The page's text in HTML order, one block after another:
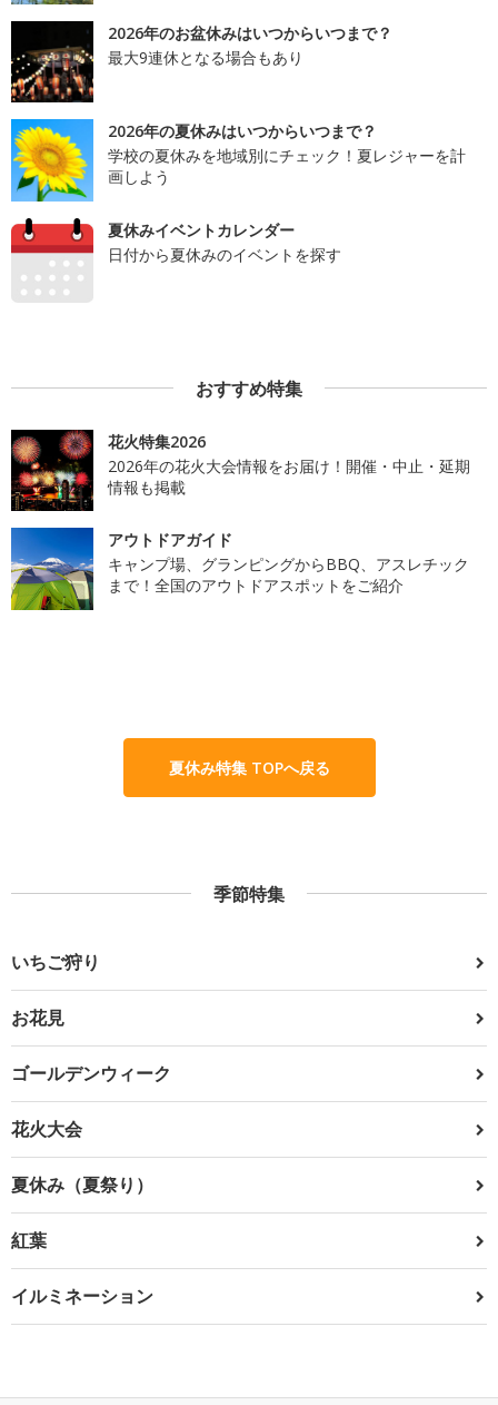
2026年のお盆休みはいつからいつまで？
最大9連休となる場合もあり
2026年の夏休みはいつからいつまで？
学校の夏休みを地域別にチェック！夏レジャーを計
画しよう
夏休みイベントカレンダー
日付から夏休みのイベントを探す
おすすめ特集
花火特集2026
2026年の花火大会情報をお届け！開催・中止・延期
情報も掲載
アウトドアガイド
キャンプ場、グランピングからBBQ、アスレチック
まで！全国のアウトドアスポットをご紹介
夏休み特集 TOPへ戻る
季節特集
いちご狩り
お花見
ゴールデンウィーク
花火大会
夏休み（夏祭り）
紅葉
イルミネーション